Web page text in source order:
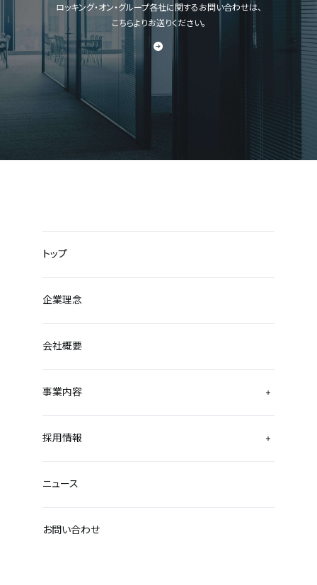
ロッキング・オン・グループ各社に関するお問い合わせは、
こちらよりお送りください。
トップ
企業理念
会社概要
事業内容
採用情報
ニュース
お問い合わせ